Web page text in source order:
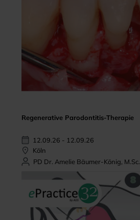
Regenerative Parodontitis-Therapie
12.09.26 - 12.09.26
Köln
PD Dr. Amelie Bäumer-König, M.Sc.